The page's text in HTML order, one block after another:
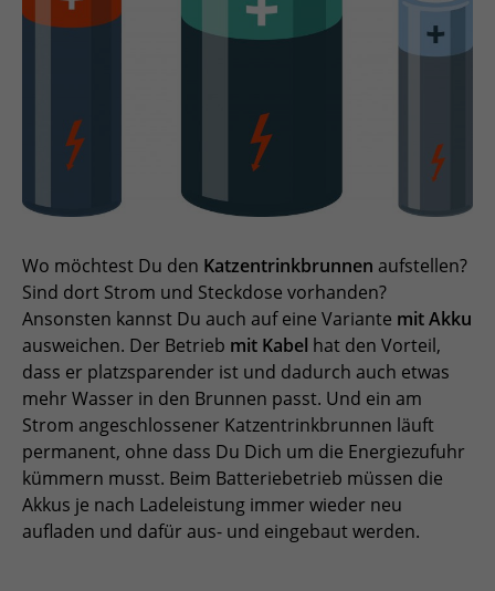
Wo möchtest Du den Katzentrinkbrunnen aufstellen?
Sind dort Strom und Steckdose vorhanden?
Ansonsten kannst Du auch auf eine Variante mit Akku
ausweichen. Der Betrieb mit Kabel hat den Vorteil,
dass er platzsparender ist und dadurch auch etwas
mehr Wasser in den Brunnen passt. Und ein am
Strom angeschlossener Katzentrinkbrunnen läuft
permanent, ohne dass Du Dich um die Energiezufuhr
kümmern musst. Beim Batteriebetrieb müssen die
Akkus je nach Ladeleistung immer wieder neu
aufladen und dafür aus- und eingebaut werden.